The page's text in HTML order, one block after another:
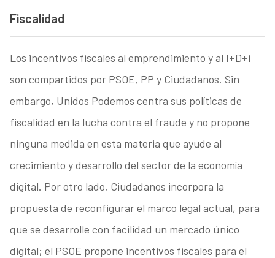
Fiscalidad
Los incentivos fiscales al emprendimiento y al I+D+i
son compartidos por PSOE, PP y Ciudadanos. Sin
embargo, Unidos Podemos centra sus políticas de
fiscalidad en la lucha contra el fraude y no propone
ninguna medida en esta materia que ayude al
crecimiento y desarrollo del sector de la economía
digital. Por otro lado, Ciudadanos incorpora la
propuesta de reconfigurar el marco legal actual, para
que se desarrolle con facilidad un mercado único
digital; el PSOE propone incentivos fiscales para el